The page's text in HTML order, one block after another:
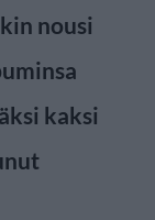
nousi
kaksi